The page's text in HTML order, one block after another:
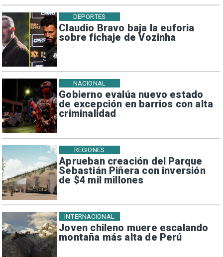
Claudio Bravo baja la euforia
sobre fichaje de Vozinha
DEPORTES
Gobierno evalúa nuevo estado
de excepción en barrios con alta
criminalidad
NACIONAL
Aprueban creación del Parque
Sebastián Piñera con inversión
de $4 mil millones
REGIONES
Joven chileno muere escalando
montaña más alta de Perú
INTERNACIONAL